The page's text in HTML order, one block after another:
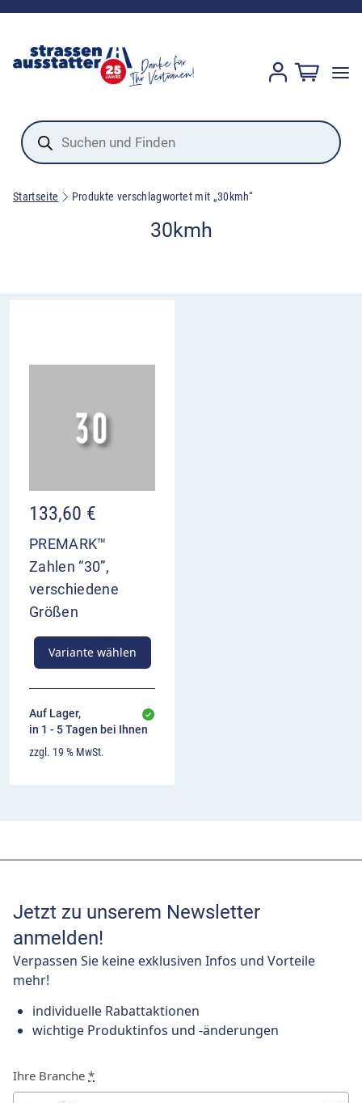
Products
search
Startseite Produkte verschlagwortet mit „30kmh“
30kmh
133,60 €
PREMARK™
Zahlen “30”,
verschiedene
Größen
Variante wählen
Auf Lager,
in 1 - 5 Tagen bei Ihnen
zzgl. 19 % MwSt.
Jetzt zu unserem Newsletter
anmelden!
Verpassen Sie keine exklusiven Infos und Vorteile
mehr!
individuelle Rabattaktionen
wichtige Produktinfos und -änderungen
Ihre Branche *